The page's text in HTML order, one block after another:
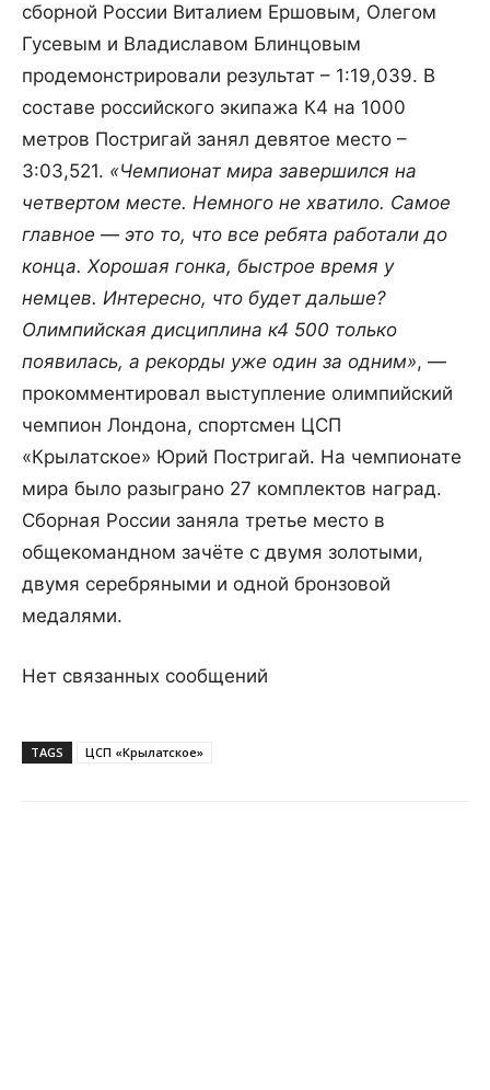
сборной России Виталием Ершовым, Олегом
Гусевым и Владиславом Блинцовым
продемонстрировали результат – 1:19,039. В
составе российского экипажа К4 на 1000
метров Постригай занял девятое место –
3:03,521. «Чемпионат мира завершился на
четвертом месте. Немного не хватило. Самое
главное — это то, что все ребята работали до
конца. Хорошая гонка, быстрое время у
немцев. Интересно, что будет дальше?
Олимпийская дисциплина к4 500 только
появилась, а рекорды уже один за одним», —
прокомментировал выступление олимпийский
чемпион Лондона, спортсмен ЦСП
«Крылатское» Юрий Постригай. На чемпионате
мира было разыграно 27 комплектов наград.
Сборная России заняла третье место в
общекомандном зачёте с двумя золотыми,
двумя серебряными и одной бронзовой
медалями.
Нет связанных сообщений
TAGS ЦСП «Крылатское»